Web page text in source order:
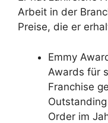
Arbeit in der
Preise, die er
Emmy
Awards für
Franchise
Order im